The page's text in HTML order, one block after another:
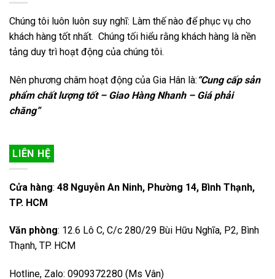
Chúng tôi luôn luôn suy nghĩ: Làm thế nào để phục vụ cho
khách hàng tốt nhất. Chúng tối hiểu rằng khách hàng là nền
tảng duy trì hoạt động của chúng tôi.
Nên phương châm hoạt động của Gia Hân là: “Cung cấp sản
phẩm chất lượng tốt – Giao Hàng Nhanh – Giá phải
chăng”
LIÊN HỆ
Cửa hàng: 48 Nguyễn An Ninh, Phường 14, Bình Thạnh,
TP. HCM
Văn phòng: 12.6 Lô C, C/c 280/29 Bùi Hữu Nghĩa, P2, Bình
Thạnh, TP. HCM
Hotline, Zalo: 0909372280 (Ms Vân)